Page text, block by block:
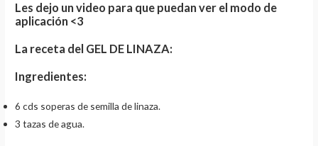
Les dejo un video para que puedan ver el modo de
aplicación <3
La receta del GEL DE LINAZA:
Ingredientes:
6 cds soperas de semilla de linaza.
3 tazas de agua.